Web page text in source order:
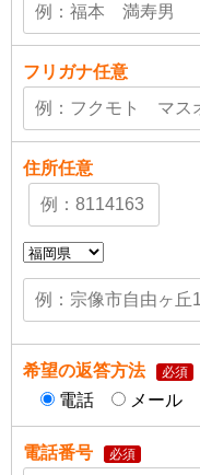
フリガナ任意
住所任意
希望の返答方法 必須
電話 メール
電話番号 必須